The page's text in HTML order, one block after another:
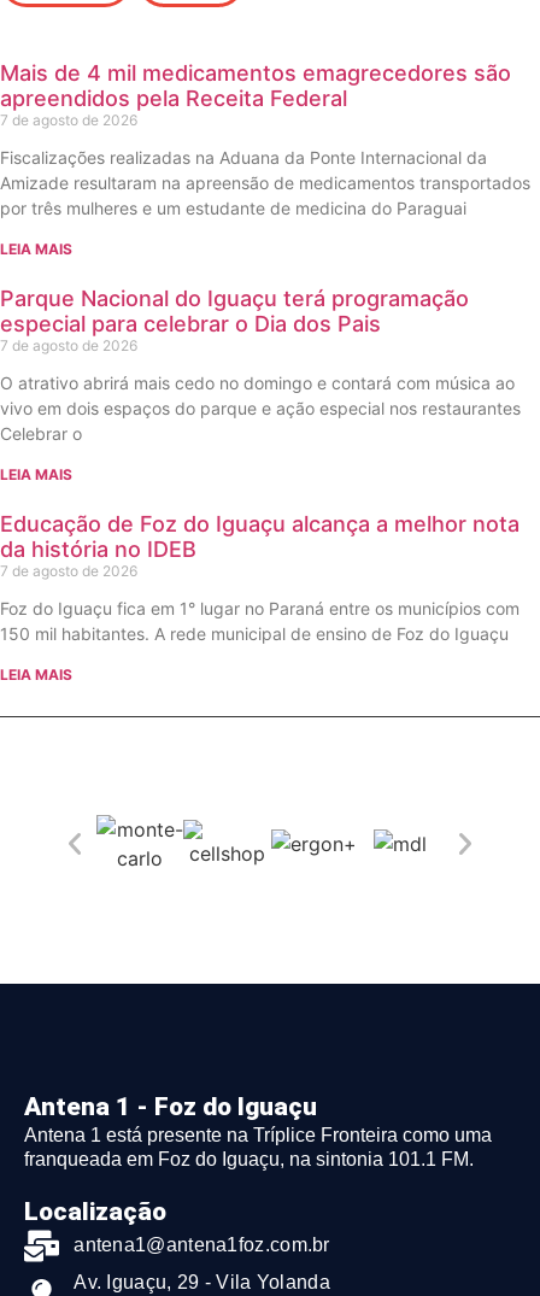
Mais de 4 mil medicamentos emagrecedores são
apreendidos pela Receita Federal
7 de agosto de 2026
Fiscalizações realizadas na Aduana da Ponte Internacional da
Amizade resultaram na apreensão de medicamentos transportados
por três mulheres e um estudante de medicina do Paraguai
LEIA MAIS
Parque Nacional do Iguaçu terá programação
especial para celebrar o Dia dos Pais
7 de agosto de 2026
O atrativo abrirá mais cedo no domingo e contará com música ao
vivo em dois espaços do parque e ação especial nos restaurantes
Celebrar o
LEIA MAIS
Educação de Foz do Iguaçu alcança a melhor nota
da história no IDEB
7 de agosto de 2026
Foz do Iguaçu fica em 1° lugar no Paraná entre os municípios com
150 mil habitantes. A rede municipal de ensino de Foz do Iguaçu
LEIA MAIS
Antena 1 - Foz do Iguaçu
Antena 1 está presente na Tríplice Fronteira como uma
franqueada em Foz do Iguaçu, na sintonia 101.1 FM.
Localização
antena1@antena1foz.com.br
Av. Iguaçu, 29 - Vila Yolanda